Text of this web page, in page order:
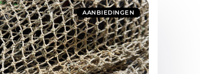
AANBIEDINGEN